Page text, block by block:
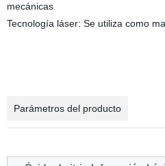
mecánicas
Tecnología láser: Se utiliza como
Parámetros del producto